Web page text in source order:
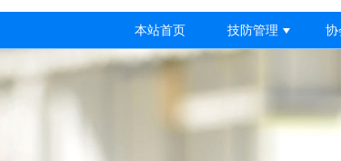
本站首页 技防管理 协